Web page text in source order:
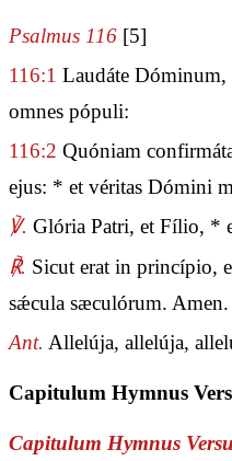
Psalmus 116 [5]
116:1 Laudáte Dóminum,
omnes pópuli:
116:2 Quóniam
ejus: * et véritas Dómini
℣. Glória Patri, et Fílio, *
℟. Sicut erat in princípio,
sǽcula sæculórum. Amen.
Ant. Allelúja, allelúja,
Capitulum Hymnus
Capitulum Hymnus